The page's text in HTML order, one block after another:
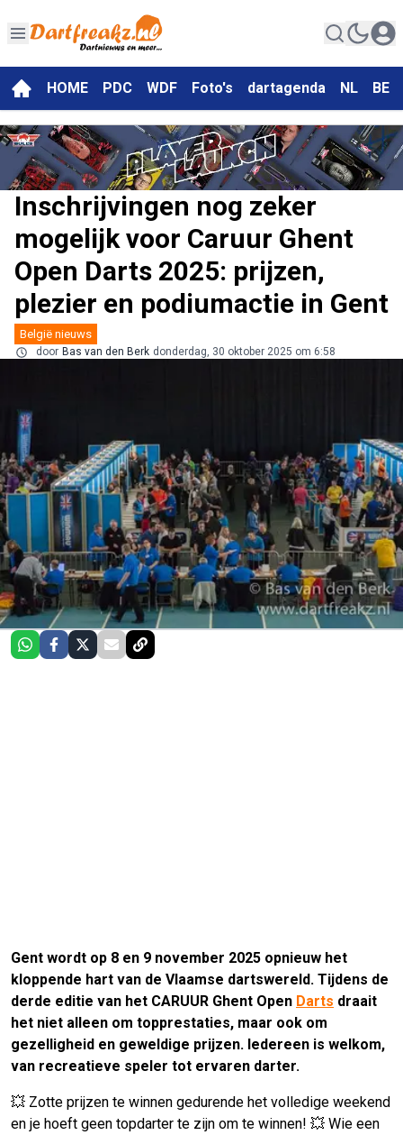
HOME PDC WDF Foto's dartagenda NL BE
Inschrijvingen nog zeker
mogelijk voor Caruur Ghent
Open Darts 2025: prijzen,
plezier en podiumactie in Gent
België nieuws
door Bas van den Berk donderdag, 30 oktober 2025 om 6:58
Gent wordt op 8 en 9 november 2025 opnieuw het
kloppende hart van de Vlaamse dartswereld. Tijdens de
derde editie van het CARUUR Ghent Open Darts draait
het niet alleen om topprestaties, maar ook om
gezelligheid en geweldige prijzen. Iedereen is welkom,
van recreatieve speler tot ervaren darter.
💥 Zotte prijzen te winnen gedurende het volledige weekend
en je hoeft geen topdarter te zijn om te winnen! 💥 Wie een